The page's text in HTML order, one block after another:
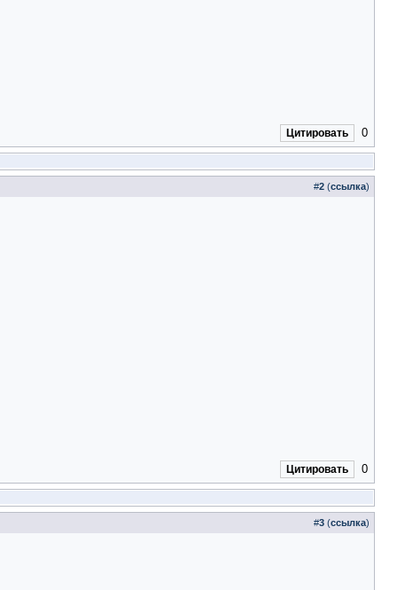
Цитировать 0
#2 (ссылка)
Цитировать 0
#3 (ссылка)